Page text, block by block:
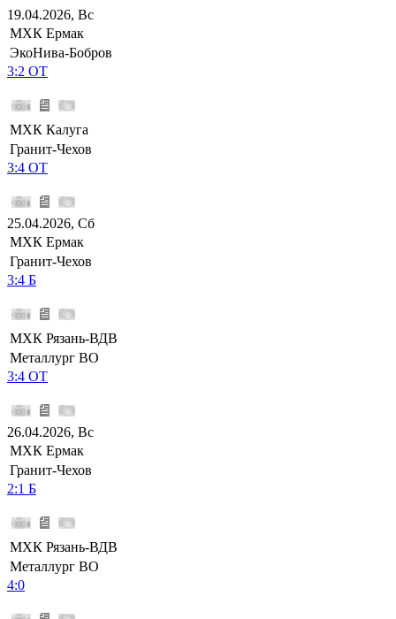
19.04.2026, Вс
МХК Ермак
ЭкоНива-Бобров
3:2 ОТ
МХК Калуга
Гранит-Чехов
3:4 ОТ
25.04.2026, Сб
МХК Ермак
Гранит-Чехов
3:4 Б
МХК Рязань-ВДВ
Металлург ВО
3:4 ОТ
26.04.2026, Вс
МХК Ермак
Гранит-Чехов
2:1 Б
МХК Рязань-ВДВ
Металлург ВО
4:0